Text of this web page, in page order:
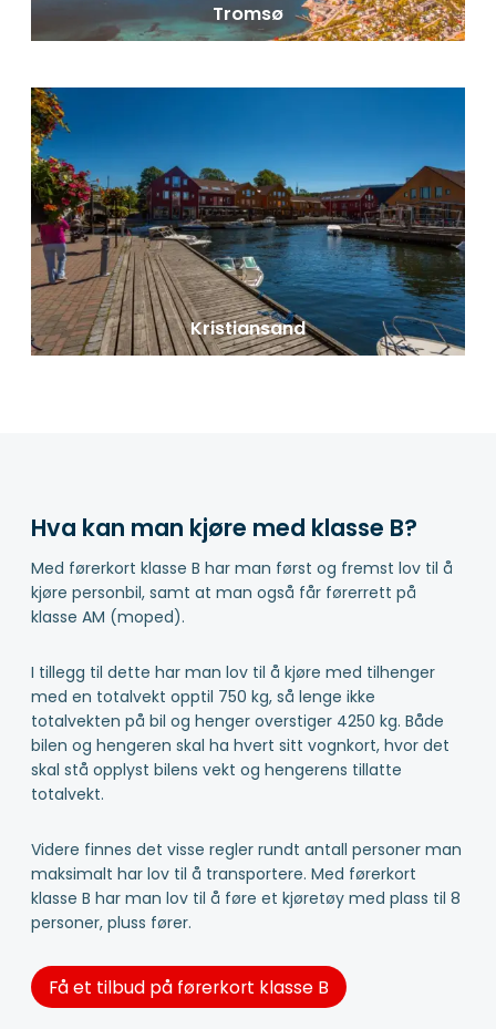
Tromsø
Kristiansand
Hva kan man kjøre med klasse B?
Med førerkort klasse B har man først og fremst lov til å
kjøre personbil, samt at man også får førerrett på
klasse AM (moped).
I tillegg til dette har man lov til å kjøre med tilhenger
med en totalvekt opptil 750 kg, så lenge ikke
totalvekten på bil og henger overstiger 4250 kg. Både
bilen og hengeren skal ha hvert sitt vognkort, hvor det
skal stå opplyst bilens vekt og hengerens tillatte
totalvekt.
Videre finnes det visse regler rundt antall personer man
maksimalt har lov til å transportere. Med førerkort
klasse B har man lov til å føre et kjøretøy med plass til 8
personer, pluss fører.
Få et tilbud på førerkort klasse B